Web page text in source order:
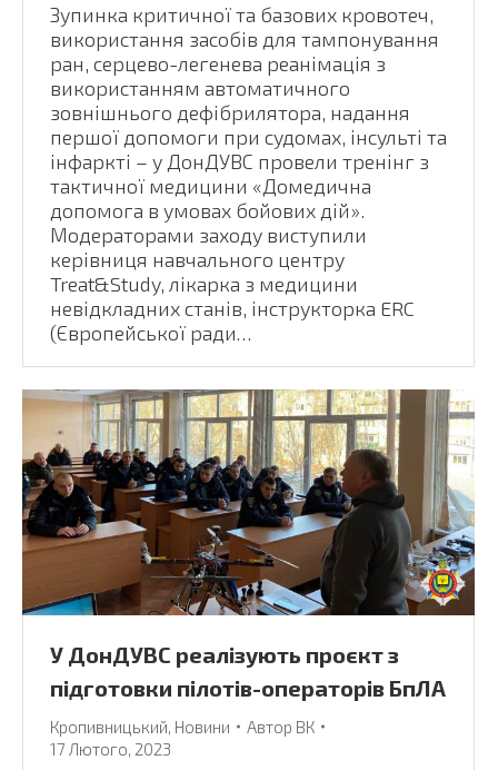
Зупинка критичної та базових кровотеч,
використання засобів для тампонування
ран, серцево-легенева реанімація з
використанням автоматичного
зовнішнього дефібрилятора, надання
першої допомоги при судомах, інсульті та
інфаркті – у ДонДУВС провели тренінг з
тактичної медицини «Домедична
допомога в умовах бойових дій».
Модераторами заходу виступили
керівниця навчального центру
Treat&Study, лікарка з медицини
невідкладних станів, інструкторка ERC
(Європейської ради…
У ДонДУВС реалізують проєкт з
підготовки пілотів-операторів БпЛА
Кропивницький, Новини Автор ВК
17 Лютого, 2023